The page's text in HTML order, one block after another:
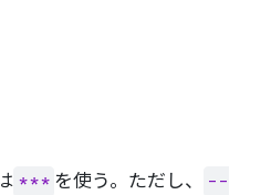
*** を使う。ただし、
--